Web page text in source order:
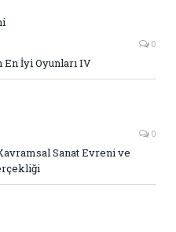
0
En İyi Oyunları IV
0
Sanat Evreni ve